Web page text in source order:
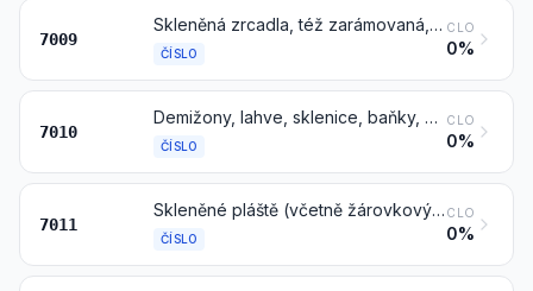
7009
Skleněná zrcadla, též zarámovaná, včetně zpětných zrcátek
ČÍSLO
CLO
0%
7010
Demižony, lahve, sklenice, baňky, kelímky, lékovky, lahvičky na tablety, ampule a jiné skleněné obaly používané pro přepravu nebo k balení zboží; zavařovací sklenice; zátky, víčka a jiné uzávěry ze skla
ČÍSLO
CLO
0%
7011
Skleněné pláště (včetně žárovkových baněk a baněk pro elektronky), otevřené, a jejich skleněné části a součásti, bez vnitřního vybavení, pro elektrické lampy a světelné zdroje, obrazovky (CRT) apod
ČÍSLO
CLO
0%